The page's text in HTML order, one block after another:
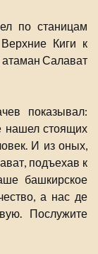
по станицам
Киги к
атаман Салават
показывал:
нашел стоящих
И из оных,
подъехав к
башкирское
а нас де
Послужите